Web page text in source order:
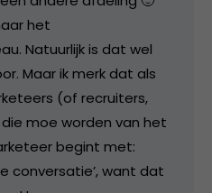
het
Natuurlijk is dat wel
Maar ik merk dat als
(of recruiters,
moe worden van het
begint met:
conversatie’, want dat